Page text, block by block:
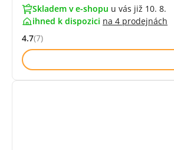
Skladem v e-shopu u vás již 10. 8.
ihned k dispozici na 4 prodejnách
Hodnocení: 4.7 z 5 (7 recenzí)
4.7(7)